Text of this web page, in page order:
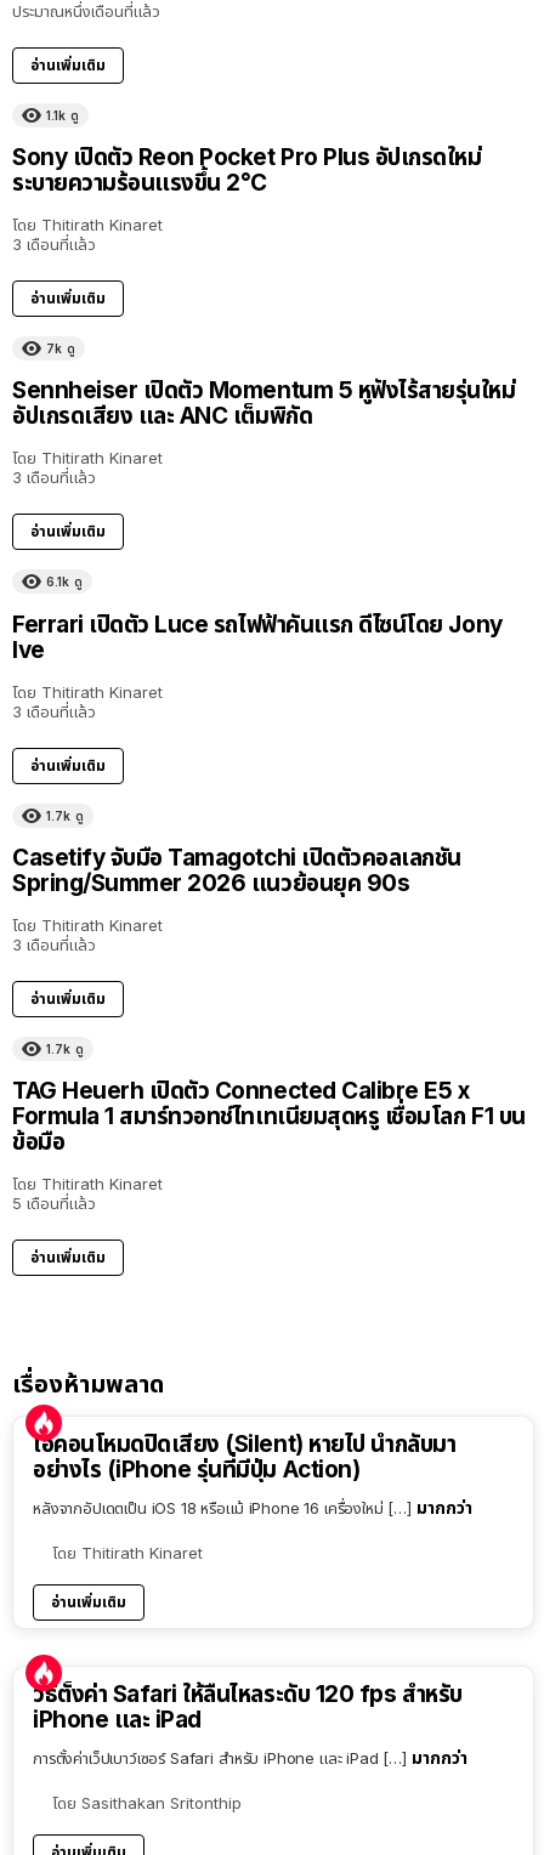
ประมาณหนึ่งเดือนที่แล้ว
อ่านเพิ่มเติม
1.1k ดู
Sony เปิดตัว Reon Pocket Pro Plus อัปเกรดใหม่
ระบายความร้อนแรงขึ้น 2°C
โดย Thitirath Kinaret
3 เดือนที่แล้ว
อ่านเพิ่มเติม
7k ดู
Sennheiser เปิดตัว Momentum 5 หูฟังไร้สายรุ่นใหม่
อัปเกรดเสียง และ ANC เต็มพิกัด
โดย Thitirath Kinaret
3 เดือนที่แล้ว
อ่านเพิ่มเติม
6.1k ดู
Ferrari เปิดตัว Luce รถไฟฟ้าคันแรก ดีไซน์โดย Jony
Ive
โดย Thitirath Kinaret
3 เดือนที่แล้ว
อ่านเพิ่มเติม
1.7k ดู
Casetify จับมือ Tamagotchi เปิดตัวคอลเลกชัน
Spring/Summer 2026 แนวย้อนยุค 90s
โดย Thitirath Kinaret
3 เดือนที่แล้ว
อ่านเพิ่มเติม
1.7k ดู
TAG Heuerh เปิดตัว Connected Calibre E5 x
Formula 1 สมาร์ทวอทช์ไทเทเนียมสุดหรู เชื่อมโลก F1 บน
ข้อมือ
โดย Thitirath Kinaret
5 เดือนที่แล้ว
อ่านเพิ่มเติม
เรื่องห้ามพลาด
ไอคอนโหมดปิดเสียง (Silent) หายไป นำกลับมา
อย่างไร (iPhone รุ่นที่มีปุ่ม Action)
หลังจากอัปเดตเป็น iOS 18 หรือแม้ iPhone 16 เครื่องใหม่ […] มากกว่า
โดย Thitirath Kinaret
อ่านเพิ่มเติม
วิธีตั้งค่า Safari ให้ลื่นไหลระดับ 120 fps สำหรับ
iPhone และ iPad
การตั้งค่าเว็ปเบาว์เซอร์ Safari สำหรับ iPhone และ iPad […] มากกว่า
โดย Sasithakan Sritonthip